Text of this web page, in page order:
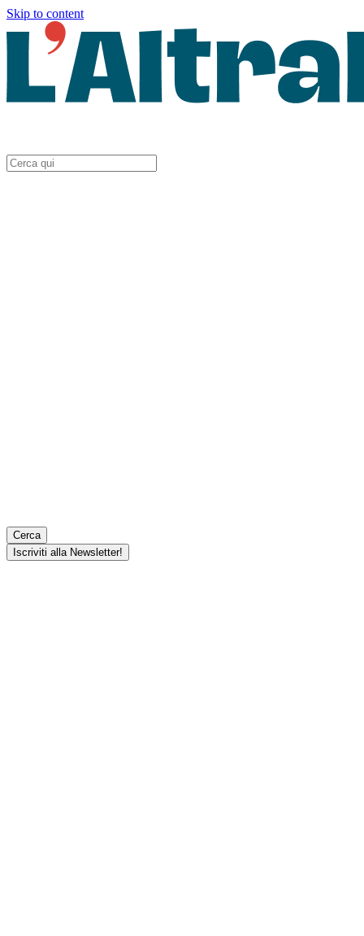
Skip to content
Cerca
Iscriviti alla Newsletter!